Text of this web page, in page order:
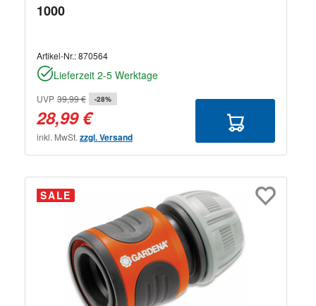
1000
Artikel-Nr.:870564
Lieferzeit 2-5 Werktage
UVP 39,99 € -28%
28,99 €
inkl. MwSt. zzgl. Versand
SALE